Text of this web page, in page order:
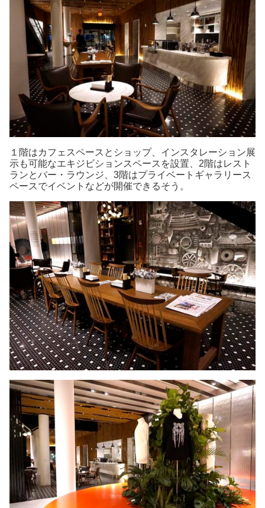
１階はカフェスペースとショップ、インスタレーション展
示も可能なエキジビションスペースを設置、2階はレスト
ランとバー・ラウンジ、3階はプライベートギャラリース
ペースでイベントなどが開催できるそう。